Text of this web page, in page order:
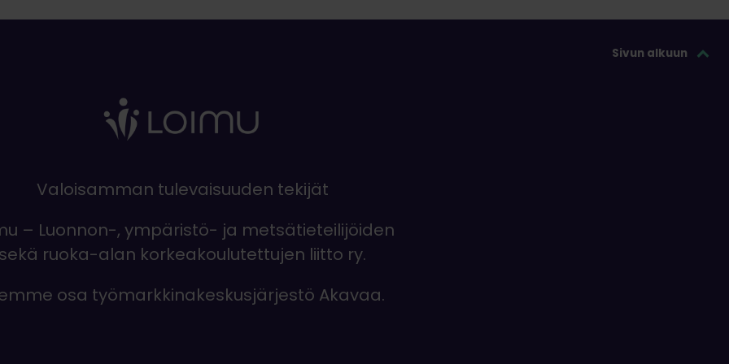
Sivun alkuun
Valoisamman tulevaisuuden tekijät
– Luonnon-, ympäristö- ja metsätieteilijöiden
sekä ruoka-alan korkeakoulutettujen liitto ry.
osa työmarkkinakeskusjärjestö Akavaa.